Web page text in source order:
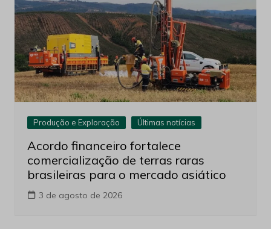
Produção e Exploração Últimas notícias
Acordo financeiro fortalece
comercialização de terras raras
brasileiras para o mercado asiático
3 de agosto de 2026